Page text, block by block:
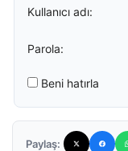
Kullanıcı adı:
Parola:
Beni hatırla
Paylaş: